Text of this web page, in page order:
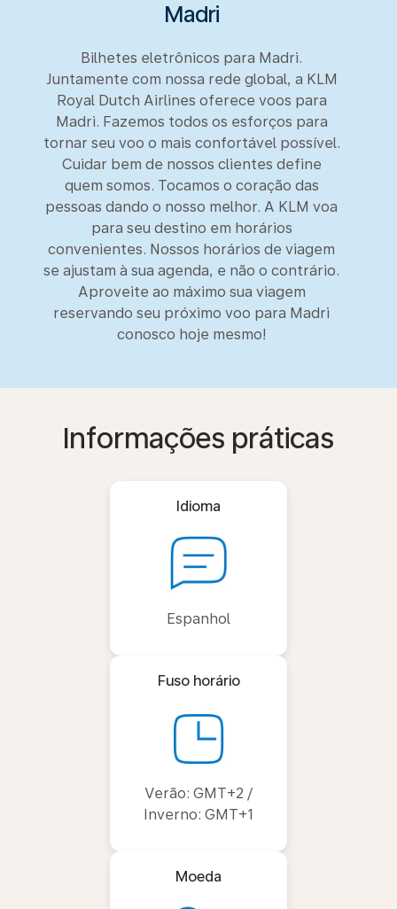
Madri
Bilhetes eletrônicos para Madri.
Juntamente com nossa rede global, a KLM
Royal Dutch Airlines oferece voos para
Madri. Fazemos todos os esforços para
tornar seu voo o mais confortável possível.
Cuidar bem de nossos clientes define
quem somos. Tocamos o coração das
pessoas dando o nosso melhor. A KLM voa
para seu destino em horários
convenientes. Nossos horários de viagem
se ajustam à sua agenda, e não o contrário.
Aproveite ao máximo sua viagem
reservando seu próximo voo para Madri
conosco hoje mesmo!
Informações práticas
Idioma
Espanhol
Fuso horário
Verão: GMT+2 /
Inverno: GMT+1
Moeda